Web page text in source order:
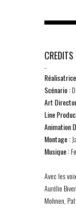
CREDITS
-
Scénario :
Art
Line
Animation
Montage :
Musique :
Avec les
Aurélie
Mohnen,